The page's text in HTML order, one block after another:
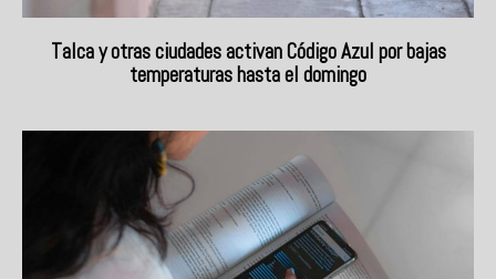
Talca y otras ciudades activan Código Azul por bajas
temperaturas hasta el domingo